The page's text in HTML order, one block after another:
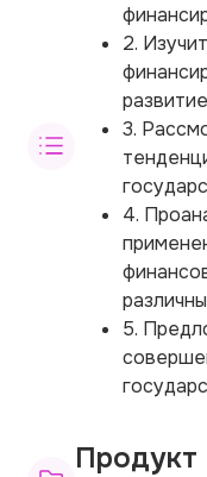
2.
3.
4.
5.
Продукт